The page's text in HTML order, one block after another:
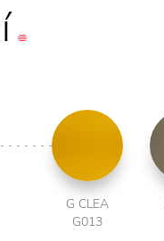
G CLEA
G013